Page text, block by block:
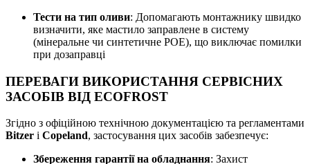
Тести на тип оливи: Допомагають монтажнику швидко
визначити, яке мастило заправлене в систему
(мінеральне чи синтетичне POE), що виключає помилки
при дозаправці
ПЕРЕВАГИ ВИКОРИСТАННЯ СЕРВІСНИХ
ЗАСОБІВ ВІД ECOFROST
Згідно з офіційною технічною документацією та регламентами
Bitzer і Copeland, застосування цих засобів забезпечує:
Збереження гарантії на обладнання: Захист